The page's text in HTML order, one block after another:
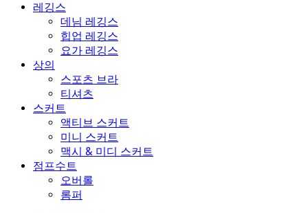
레깅스
데님 레깅스
힙업 레깅스
요가 레깅스
상의
스포츠 브라
티셔츠
스커트
액티브 스커트
미니 스커트
맥시 & 미디 스커트
점프수트
오버롤
롬퍼